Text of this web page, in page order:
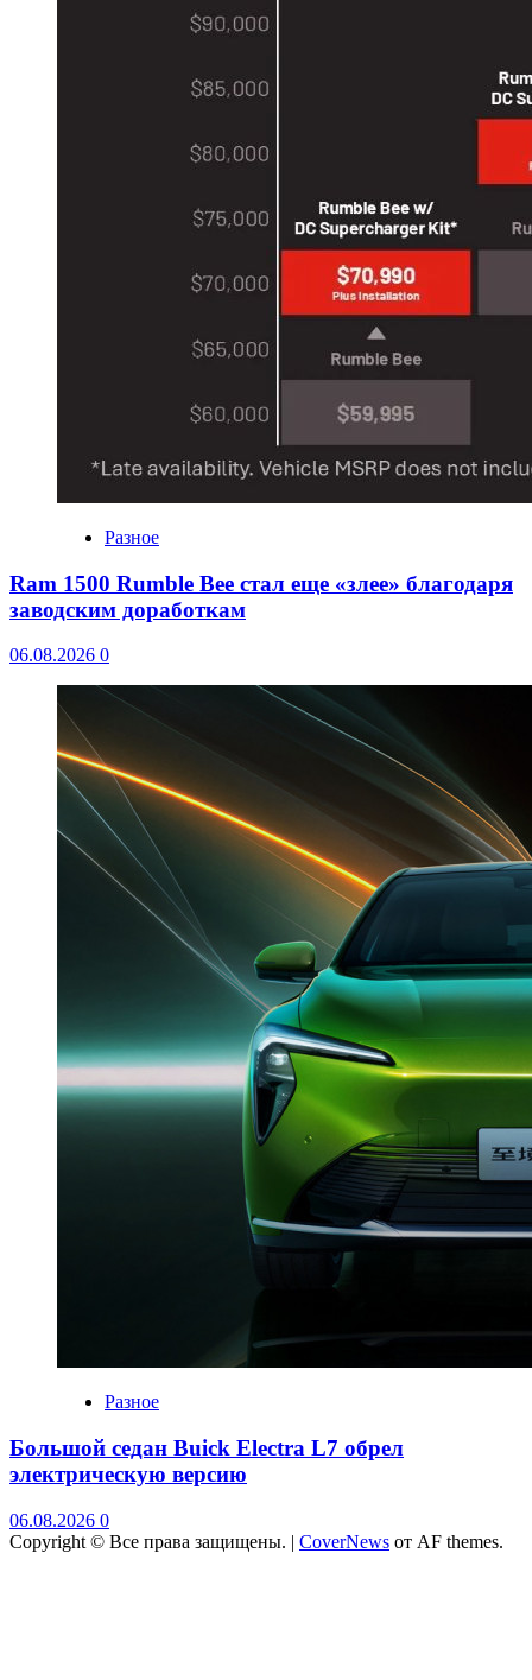
Разное
Ram 1500 Rumble Bee стал еще «злее» благодаря
заводским доработкам
06.08.2026 0
Разное
Большой седан Buick Electra L7 обрел
электрическую версию
06.08.2026 0
Copyright © Все права защищены. | CoverNews от AF themes.